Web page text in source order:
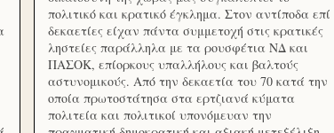
πολιτικό και κρατικό έγκλημα. Στον αντίποδα επί
δεκαετίες είχαν πάντα συμμετοχή στις κρατικές
ληστείες παράλληλα με τα ρουσφέτια ΝΔ και
ΠΑΣΟΚ, επίορκους υπαλλήλους και βαλτούς
αστυνομικούς. Από την δεκαετία του 70 κατά την
οποία πρωτοστάτησα στα ερτζιανά κύματα
πολιτεία και πολιτικοί υπονόμευαν την